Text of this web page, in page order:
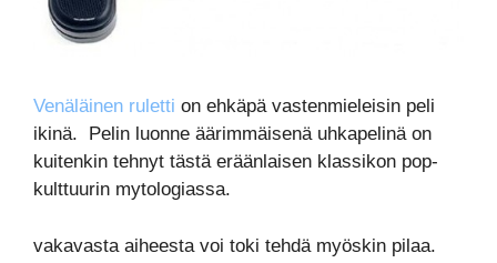
Venäläinen ruletti on ehkäpä vastenmieleisin peli
ikinä. Pelin luonne äärimmäisenä uhkapelinä on
kuitenkin tehnyt tästä eräänlaisen klassikon pop-
kulttuurin mytologiassa.
vakavasta aiheesta voi toki tehdä myöskin pilaa.